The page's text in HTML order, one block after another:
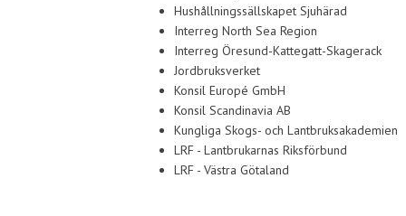
Hushållningssällskapet Sjuhärad
Interreg North Sea Region
Interreg Öresund-Kattegatt-Skagerack
Jordbruksverket
Konsil Europé GmbH
Konsil Scandinavia AB
Kungliga Skogs- och Lantbruksakademien
LRF - Lantbrukarnas Riksförbund
LRF - Västra Götaland